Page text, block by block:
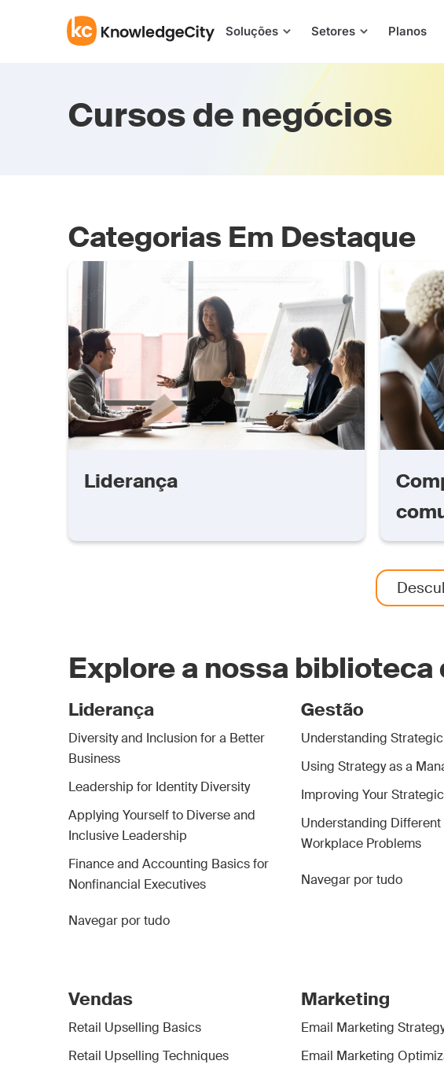
Soluções Setores Planos
Cursos de negócios
Categorias Em Destaque
Liderança
Explore a nossa
Liderança
Diversity and Inclusion for a Better
Business
Leadership for Identity Diversity
Applying Yourself to Diverse and
Inclusive Leadership
Finance and Accounting Basics for
Nonfinancial Executives
Navegar por tudo
Gestão
Understanding
Using Strategy as a
Improving Your
Understanding Different
Workplace Problems
Navegar por tudo
Vendas
Retail Upselling Basics
Retail Upselling Techniques
Marketing
Email Marketing
Email Marketing